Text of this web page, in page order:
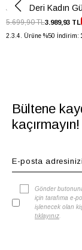
Menşei TURKIYE
3.989,93 TL
5.699,90 TL
2.3.4. Ürüne %50 İndirim:
Bültene
kaçırmayın!
Gönder
için tarafıma e-
işlenecek olan
tıklayınız